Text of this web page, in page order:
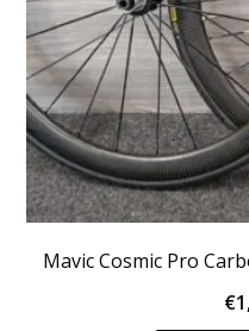
Mavic Cosmic Pro
€